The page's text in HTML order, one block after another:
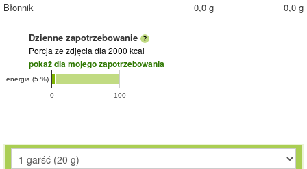
Błonnik
0,0 g 0,0 g
Dzienne zapotrzebowanie
Porcja ze zdjęcia dla 2000 kcal
pokaż dla mojego zapotrzebowania
0 100
energia (5 %)